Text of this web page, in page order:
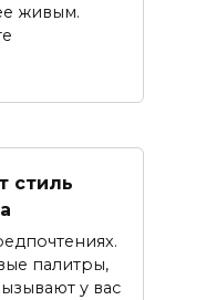
живым.
стиль
палитры,
у вас